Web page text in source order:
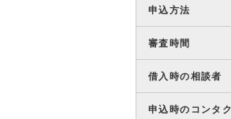
申込方法
審査時間
借入時の相談者
申込時のコンタク